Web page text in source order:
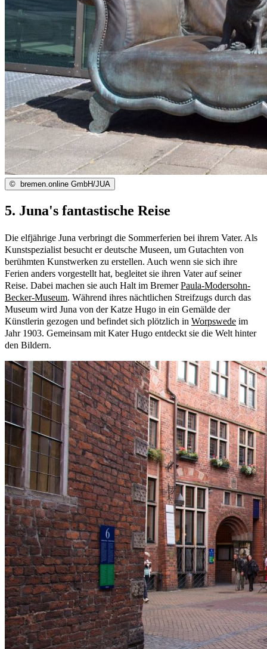
© bremen.online GmbH/JUA
5. Juna's fantastische Reise
Die elfjährige Juna verbringt die Sommerferien bei ihrem Vater. Als
Kunstspezialist besucht er deutsche Museen, um Gutachten von
berühmten Kunstwerken zu erstellen. Auch wenn sie sich ihre
Ferien anders vorgestellt hat, begleitet sie ihren Vater auf seiner
Reise. Dabei machen sie auch Halt im BremerPaula-Modersohn-
Becker-Museum. Während ihres nächtlichen Streifzugs durch das
Museum wird Juna von der Katze Hugo in ein Gemälde der
Künstlerin gezogen und befindet sich plötzlich in Worpswede im
Jahr 1903. Gemeinsam mit Kater Hugo entdeckt sie die Welt hinter
den Bildern.